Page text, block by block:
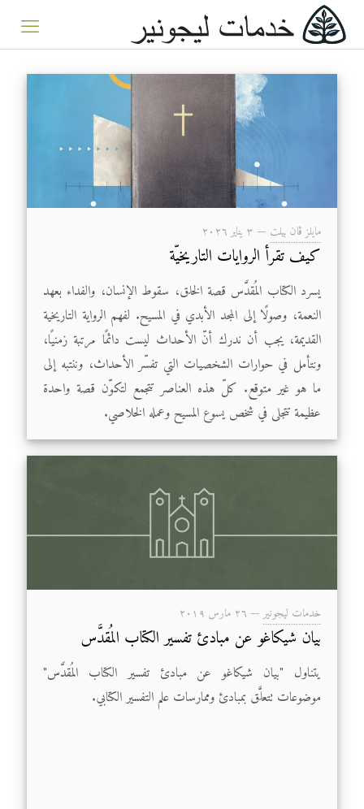
مايلز ڤان بيلت — ۳ يناير ۲۰۲٦
كيف تقرأ الروايات التاريخيّة
يسرد الكتاب المُقدَّس قصة الخلق، سقوط الإنسان، والفداء بعهد
النعمة، وصولًا إلى المجد الأبدي في المسيح. لفهم الرواية التاريخية
القديمة، يجب أن ندرك أنّ الأحداث ليست دائمًا مرتبة زمنيًا،
ونتأمل في حوارات الشخصيات التي تفسّر الأحداث، وننتبه إلى
ما هو غير متوقع. كلّ هذه العناصر تتجمع لتكوّن قصة واحدة
عظيمة تتجلى في شخص يسوع المسيح وعمله الخلاصي.
خدمات ليجونير — ۲٦ مارس ۲۰۱۹
بيان شيكاغو عن مبادئ تفسير الكتاب المُقدَّس
يتناول "بيان شيكاغو عن مبادئ تفسير الكتاب المُقدَّس"
موضوعات تتعلَّق بمبادئ وممارسات علم التفسير الكتابي.